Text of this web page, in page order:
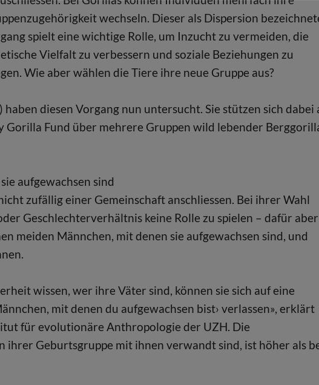
wechseln. Dieser als Dispersion
spielt eine wichtige Rolle, um Inzucht zu vermeiden, die
Vielfalt zu verbessern und soziale Beziehungen zu
Wie aber wählen die Tiere ihre neue Gruppe aus?
diesen Vorgang nun untersucht. Sie stützen sich dabei
Gorilla Fund über mehrere Gruppen wild lebender
aufgewachsen sind
zufällig einer Gemeinschaft anschliessen. Bei ihrer Wahl
Geschlechterverhältnis keine Rolle zu spielen – dafür aber
meiden Männchen, mit denen sie aufgewachsen sind, und
wissen, wer ihre Väter sind, können sie sich auf eine
mit denen du aufgewachsen bist› verlassen», erklärt
für evolutionäre Anthropologie der UZH. Die
ihrer Geburtsgruppe mit ihnen verwandt sind, ist höher als